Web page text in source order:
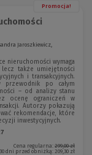
Promocja!
Jaroszkiewicz,
nieruchomości wymaga
także umiejętności
i transakcyjnych.
przewodnik po całym
– od analizy stanu
ocenę ograniczeń w
Autorzy pokazują
rekomendacje, które
inwestycyjnych.
Cena regularna: 299,00 zł
dni przed obniżką:209,30 zł